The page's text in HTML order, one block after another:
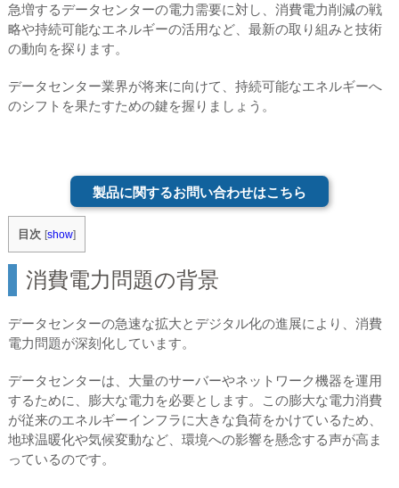
急増するデータセンターの電力需要に対し、消費電力削減の戦
略や持続可能なエネルギーの活用など、最新の取り組みと技術
の動向を探ります。
データセンター業界が将来に向けて、持続可能なエネルギーへ
のシフトを果たすための鍵を握りましょう。
製品に関するお問い合わせはこちら
目次 [show]
消費電力問題の背景
データセンターの急速な拡大とデジタル化の進展により、消費
電力問題が深刻化しています。
データセンターは、大量のサーバーやネットワーク機器を運用
するために、膨大な電力を必要とします。この膨大な電力消費
が従来のエネルギーインフラに大きな負荷をかけているため、
地球温暖化や気候変動など、環境への影響を懸念する声が高ま
っているのです。